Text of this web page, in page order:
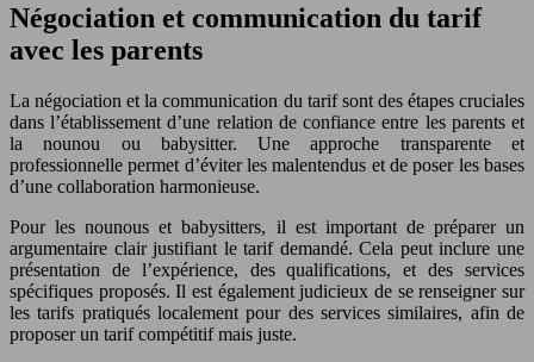
Négociation et communication du tarif
avec les parents
La négociation et la communication du tarif sont des étapes cruciales
dans l’établissement d’une relation de confiance entre les parents et
la nounou ou babysitter. Une approche transparente et
professionnelle permet d’éviter les malentendus et de poser les bases
d’une collaboration harmonieuse.
Pour les nounous et babysitters, il est important de préparer un
argumentaire clair justifiant le tarif demandé. Cela peut inclure une
présentation de l’expérience, des qualifications, et des services
spécifiques proposés. Il est également judicieux de se renseigner sur
les tarifs pratiqués localement pour des services similaires, afin de
proposer un tarif compétitif mais juste.